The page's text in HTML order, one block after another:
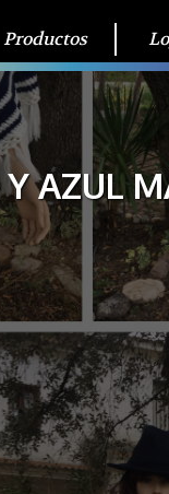
Productos
AZUL